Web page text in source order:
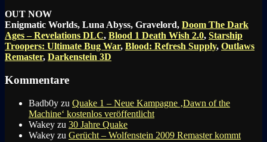
OUT NOW
Enigmatic Worlds, Luna Abyss, Gravelord, Doom The Dark
Ages – Revelations DLC, Blood 1 Death Wish 2.0, Starship
Troopers: Ultimate Bug War, Blood: Refresh Supply, Outlaws
Remaster, Darkenstein 3D
Kommentare
Badb0y zu Quake 1 – Neue Kampagne ‚Dawn of the
Machine‘ kostenlos veröffentlicht
Wakey zu 30 Jahre Quake
Wakey zu Gerücht – Wolfenstein 2009 Remaster kommt